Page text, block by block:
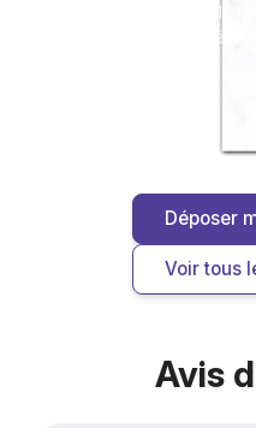
les hommages à Odile
vous ou pour une
Déposer
Voir tous
Avis